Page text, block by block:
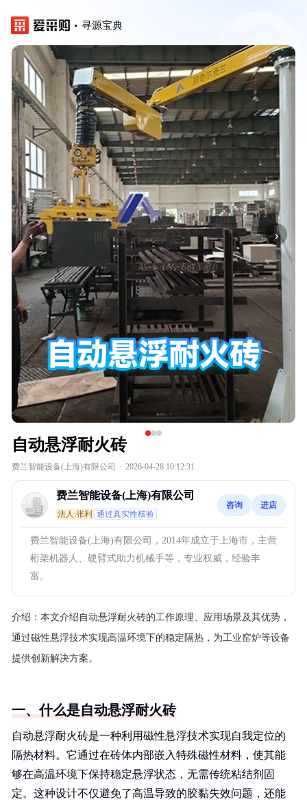
寻源宝典
‹ ›
自动悬浮耐火砖
费兰智能设备(上海)有限公司 · 2026-04-28 10:12:31
费兰智能设备(上海)有限公司
法人:张利 通过真实性核验
咨询 进店
费兰智能设备(上海)有限公司，2014年成立于上海市，主营
桁架机器人、硬臂式助力机械手等，专业权威，经验丰
富。
介绍： 本文介绍自动悬浮耐火砖的工作原理、应用场景及其优势，
通过磁性悬浮技术实现高温环境下的稳定隔热，为工业窑炉等设备
提供创新解决方案。
一、什么是自动悬浮耐火砖
自动悬浮耐火砖是一种利用磁性悬浮技术实现自我定位的
隔热材料。它通过在砖体内部嵌入特殊磁性材料，使其能
够在高温环境下保持稳定悬浮状态，无需传统粘结剂固
定。这种设计不仅避免了高温导致的胶黏失效问题，还能